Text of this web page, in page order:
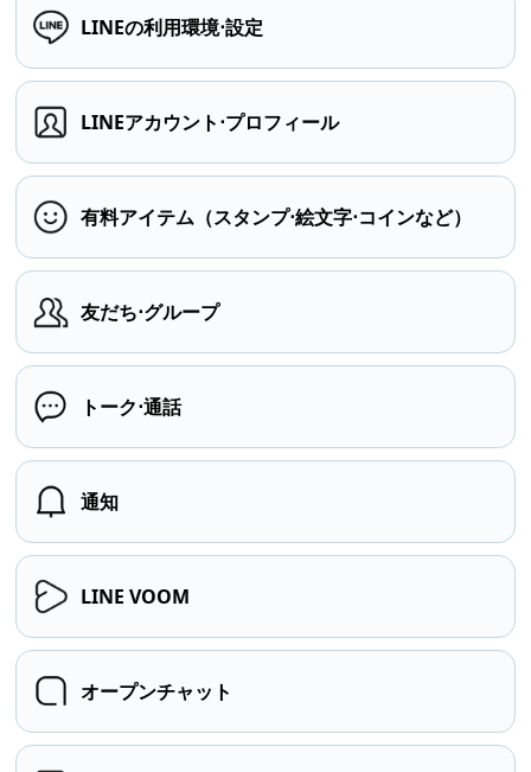
LINEの利用環境⋅設定
LINEアカウント⋅プロフィール
有料アイテム（スタンプ⋅絵文字⋅コインなど）
友だち⋅グループ
トーク⋅通話
通知
LINE VOOM
オープンチャット